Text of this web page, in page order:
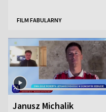
FILM FABULARNY
Janusz Michalik